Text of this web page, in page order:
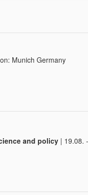
Munich Germany
and policy| 19.08. -